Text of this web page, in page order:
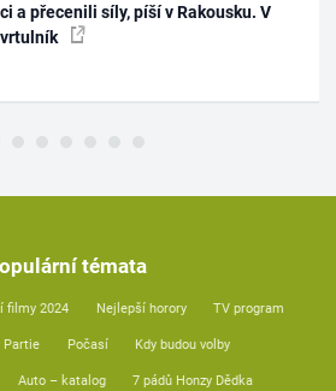
a přecenili síly, píší v Rakousku. V
témata
filmy 2024 Nejlepší horory TV program
Partie Počasí Kdy budou volby
Auto – katalog 7 pádů Honzy Dědka